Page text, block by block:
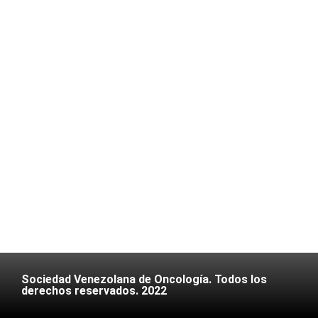
Sociedad Venezolana de Oncología. Todos los
derechos reservados. 2022